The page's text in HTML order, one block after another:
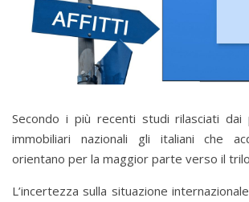
Secondo i più recenti studi rilasciati dai
immobiliari nazionali gli italiani che
orientano per la maggior parte verso il
L’incertezza sulla situazione